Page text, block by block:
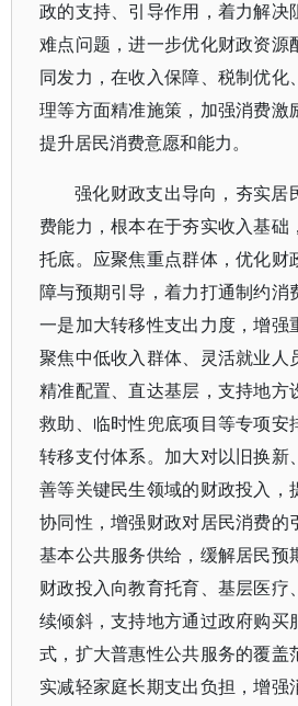
政的支持、引导作用，着力解决
难点问题，进一步优化财政资源
同发力，在收入保障、税制优化
理等方面精准施策，加强消费激
提升居民消费意愿和能力。
强化财政支出导向，夯实居
费能力，根本在于夯实收入基础
托底。应聚焦重点群体，优化财
障与预期引导，着力打通制约消
一是加大转移性支出力度，增强
聚焦中低收入群体、灵活就业人
精准配置、直达基层，支持地方
救助、临时性兜底项目等专项安
转移支付体系。加大对以旧换新
善等关键民生领域的财政投入，
协同性，增强财政对居民消费的
基本公共服务供给，缓解居民预
财政投入向教育托育、基层医疗
续倾斜，支持地方通过政府购买
式，扩大普惠性公共服务的覆盖
实减轻家庭长期支出负担，增强